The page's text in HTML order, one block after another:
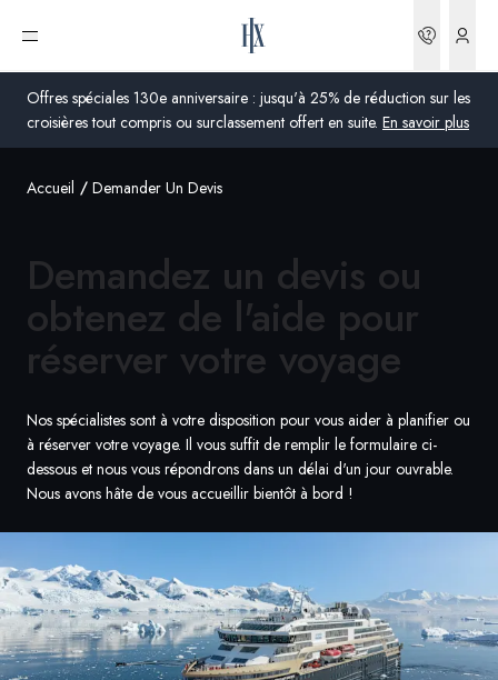
Offres spéciales 130e anniversaire : jusqu'à 25% de réduction sur les
croisières tout compris ou surclassement offert en suite. En savoir plus
Ouvrir le menu
France
Royaume-Uni
Suisse
France
Danemark
Norvège
Global
Accueil Demander Un Devis
Demandez un devis ou
obtenez de l'aide pour
réserver votre voyage
Nos spécialistes sont à votre disposition pour vous aider à planifier ou
à réserver votre voyage. Il vous suffit de remplir le formulaire ci-
dessous et nous vous répondrons dans un délai d'un jour ouvrable.
Nous avons hâte de vous accueillir bientôt à bord !